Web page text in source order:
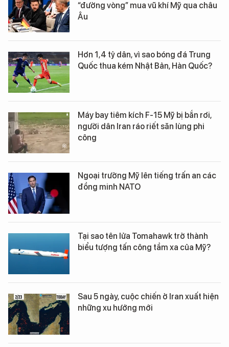
“đường vòng” mua vũ khí Mỹ qua châu
Âu
Hơn 1,4 tỷ dân, vì sao bóng đá Trung
Quốc thua kém Nhật Bản, Hàn Quốc?
Máy bay tiêm kích F-15 Mỹ bị bắn rơi,
người dân Iran ráo riết săn lùng phi
công
Ngoại trưởng Mỹ lên tiếng trấn an các
đồng minh NATO
Tại sao tên lửa Tomahawk trở thành
biểu tượng tấn công tầm xa của Mỹ?
Sau 5 ngày, cuộc chiến ở Iran xuất hiện
những xu hướng mới